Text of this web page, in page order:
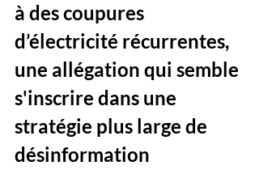
à des coupures
d’électricité récurrentes,
une allégation qui semble
s'inscrire dans une
stratégie plus large de
désinformation